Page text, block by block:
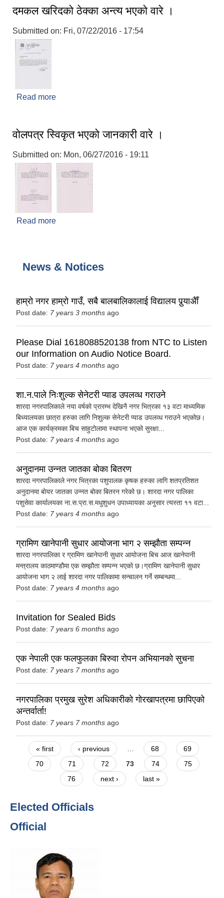
दमकल खरिदकाे ठेक्का अन्त्य भएकाे वारे ।
Submitted on: Fri, 07/22/2016 - 17:54
Read more
वाेलपत्र स्विकृत भएकाे जानकारी वारे ।
Submitted on: Mon, 06/27/2016 - 19:11
Read more
News & Notices
हाम्रो नगर हाम्रो गाउँ, सबै बालबालिकालाई विद्यालय पु‌र्‍याअैाँ
Post date: 7 years 3 months ago
Please Dial 1618088520138 from NTC to Listen
our Information on Audio Notice Board.
Post date: 7 years 4 months ago
शा.न.पाले निःशुल्क सेनेटरी प्याड उपलव्ध गराउने
शारदा नगरपालिकाले नया वर्षको प्रारम्भ देखिनै नगर भित्रका १३ वटा माध्यमिक
बिध्यालयका छात्रा हरुका लागि निशुल्क सेनेटरी प्याड उपलव्ध गराउने भएकोछ।
आज एक कार्यक्रमका बिच साहुटोलामा स्थापना भएको सुरक्षा...
Post date: 7 years 4 months ago
अनुदानमा उन्नत जातका बोका बितरण
शारदा नगरपालिकाले नगर भित्रका पशुपालक कृषक हरुका लागि शतप्रतिशत
अनुदानमा बोयर जातका उन्नत बोका बितरन गरेको छ। शारदा नगर पालिका
पशुसेवा कार्यालयका ना.स.प्रा.स.मधुशुधन उपाध्यायका अनुसार त्यस्ता ११ वटा...
Post date: 7 years 4 months ago
ग्रामिण खानेपानी सुधार आयोजना भाग २ सम्झौता सम्पन्न
शारदा नगरपालिका र ग्रामिण खानेपानी सुधार आयोजना बिच आज खानेपानी
मन्त्रालय काठमाण्डौमा एक सम्झौता सम्पन्न भएको छ।ग्रामिण खानेपानी सुधार
आयोजना भाग २ लाई शारदा नगर पालिकामा सन्चालन गर्ने सम्बन्धमा...
Post date: 7 years 4 months ago
Invitation for Sealed Bids
Post date: 7 years 6 months ago
एक नेपाली एक फलफुलका बिरुवा रोपन अभियानको सुचना
Post date: 7 years 7 months ago
नगरपालिका प्रमुख सुरेश अधिकारीको गोरखापत्रमा छापिएको
अन्तर्वार्ता!
Post date: 7 years 7 months ago
Pages
« first ‹ previous … 68
69
70
71 72 73 74
75
76
next › last »
Elected Officials
Official